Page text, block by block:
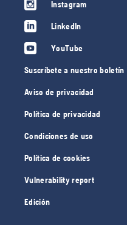
Instagram
LinkedIn
YouTube
Suscríbete a nuestro boletín
Aviso de privacidad
Política de privacidad
Condiciones de uso
Política de cookies
Vulnerability report
Edición